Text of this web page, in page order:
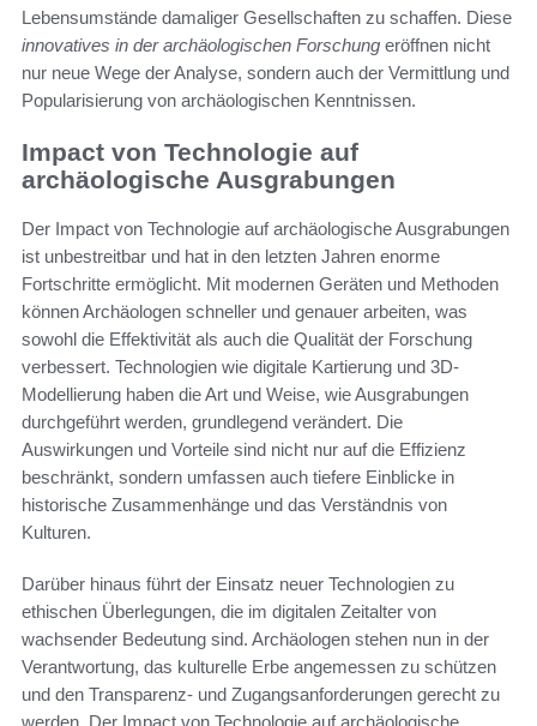
Lebensumstände damaliger Gesellschaften zu schaffen. Diese
innovatives in der archäologischen Forschung eröffnen nicht
nur neue Wege der Analyse, sondern auch der Vermittlung und
Popularisierung von archäologischen Kenntnissen.
Impact von Technologie auf
archäologische Ausgrabungen
Der Impact von Technologie auf archäologische Ausgrabungen
ist unbestreitbar und hat in den letzten Jahren enorme
Fortschritte ermöglicht. Mit modernen Geräten und Methoden
können Archäologen schneller und genauer arbeiten, was
sowohl die Effektivität als auch die Qualität der Forschung
verbessert. Technologien wie digitale Kartierung und 3D-
Modellierung haben die Art und Weise, wie Ausgrabungen
durchgeführt werden, grundlegend verändert. Die
Auswirkungen und Vorteile sind nicht nur auf die Effizienz
beschränkt, sondern umfassen auch tiefere Einblicke in
historische Zusammenhänge und das Verständnis von
Kulturen.
Darüber hinaus führt der Einsatz neuer Technologien zu
ethischen Überlegungen, die im digitalen Zeitalter von
wachsender Bedeutung sind. Archäologen stehen nun in der
Verantwortung, das kulturelle Erbe angemessen zu schützen
und den Transparenz- und Zugangsanforderungen gerecht zu
werden. Der Impact von Technologie auf archäologische